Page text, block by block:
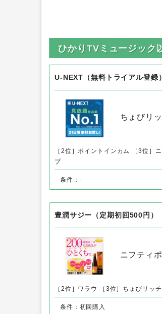
ひかりTVミュージッ
U-NEXT（無料トライアル登録）
ちょびリ
［2位］ポイントインカム ［3位］
ブ
条件：-
豊潤サジー（定期初回500円）